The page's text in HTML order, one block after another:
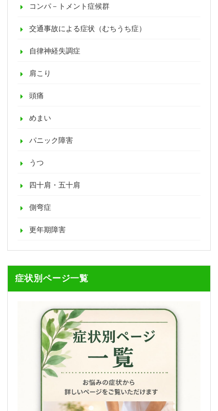
コンパ－トメント症候群
交通事故による症状（むちうち症）
自律神経失調症
肩こり
頭痛
めまい
パニック障害
うつ
四十肩・五十肩
側弯症
更年期障害
症状別ページ一覧